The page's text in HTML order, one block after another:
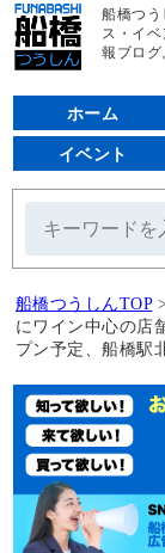
船橋つう
ス・イ
報ブログ
ホーム
イベント
船橋つうしんTOP >
にワイン中心の店
プン予定、船橋駅